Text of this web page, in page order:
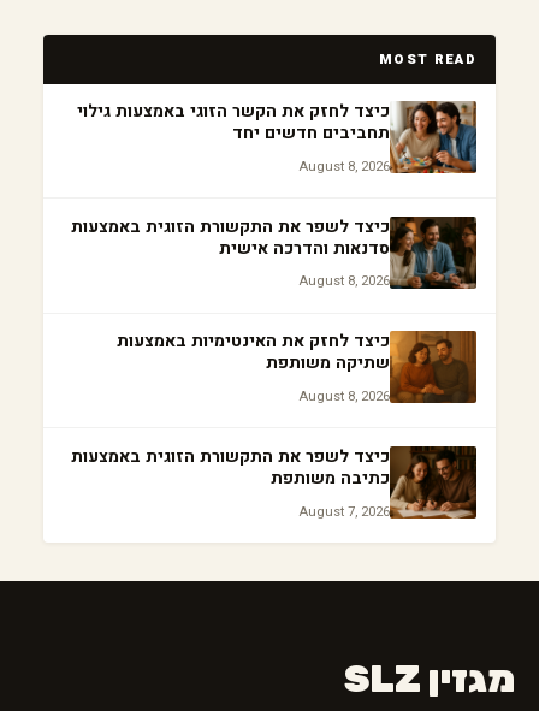
MOST READ
כיצד לחזק את הקשר הזוגי באמצעות גילוי
תחביבים חדשים יחד
August 8, 2026
כיצד לשפר את התקשורת הזוגית באמצעות
סדנאות והדרכה אישית
August 8, 2026
כיצד לחזק את האינטימיות באמצעות
שתיקה משותפת
August 8, 2026
כיצד לשפר את התקשורת הזוגית באמצעות
כתיבה משותפת
August 7, 2026
מגזין SLZ